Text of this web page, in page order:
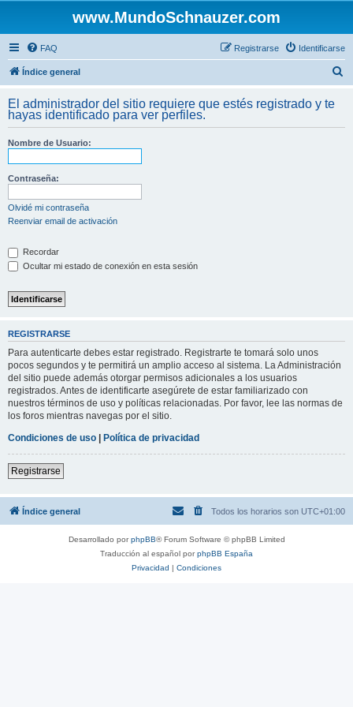
www.MundoSchnauzer.com
FAQ Identificarse
Registrarse
Índice general
c
El administrador del sitio requiere que estés registrado y te
hayas identificado para ver perfiles.
Nombre de Usuario:
Contraseña:
Olvidé mi contraseña
Reenviar email de activación
Recordar
Ocultar mi estado de conexión en esta sesión
REGISTRARSE
Para autenticarte debes estar registrado. Registrarte te tomará solo unos
pocos segundos y te permitirá un amplio acceso al sistema. La Administración
del sitio puede además otorgar permisos adicionales a los usuarios
registrados. Antes de identificarte asegúrete de estar familiarizado con
nuestros términos de uso y políticas relacionadas. Por favor, lee las normas de
los foros mientras navegas por el sitio.
Condiciones de uso | Política de privacidad
Registrarse
Índice general Todos los horarios son UTC+01:00
Desarrollado porphpBB® Forum Software © phpBB Limited
Traducción al español porphpBB España
Privacidad | Condiciones